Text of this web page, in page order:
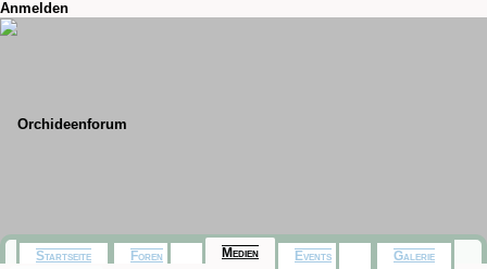
Anmelden
Startseite Foren Medien Events Galerie